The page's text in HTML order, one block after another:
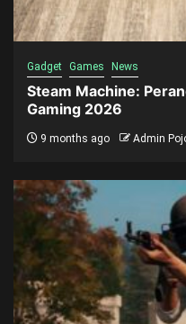
Gadget Games News
Steam Machine:
Gaming 2026
9 months ago Admin